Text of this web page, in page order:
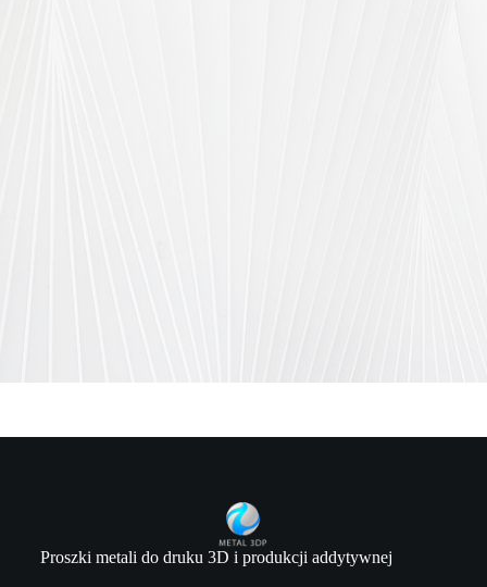
Proszki metali do druku 3D i produkcji addytywnej